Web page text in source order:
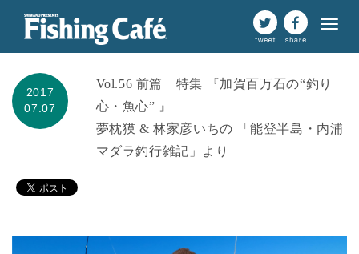
2017
07.07
Vol.56 前篇 特集 『加賀百万石の“釣り
心・魚心” 』
夢枕獏 & 林家彦いちの 「能登半島・内浦
マダラ釣行雑記」より